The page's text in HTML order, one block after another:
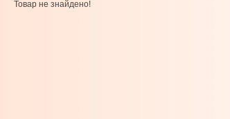
Товар не знайдено!